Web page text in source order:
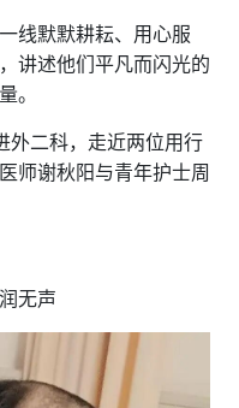
线默默耕耘、用心服
讲述他们平凡而闪光的
。
外二科，走近两位用行
师谢秋阳与青年护士周
无声